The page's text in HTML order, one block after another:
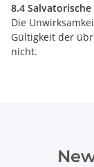
8.4 Salvatorische
Die
Gültigkeit der
nicht.